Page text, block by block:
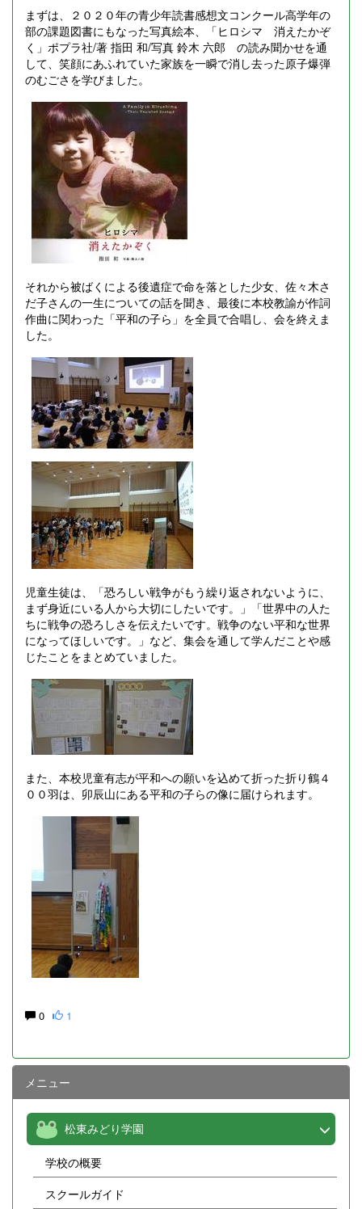
まずは、２０２０年の青少年読書感想文コンクール高学年の
部の課題図書にもなった写真絵本、「ヒロシマ 消えたかぞ
く」ポプラ社/著 指田 和/写真 鈴木 六郎 の読み聞かせを通
して、笑顔にあふれていた家族を一瞬で消し去った原子爆弾
のむごさを学びました。
それから被ばくによる後遺症で命を落とした少女、佐々木さ
だ子さんの一生についての話を聞き、最後に本校教諭が作詞
作曲に関わった「平和の子ら」を全員で合唱し、会を終えま
した。
児童生徒は、「恐ろしい戦争がもう繰り返されないように、
まず身近にいる人から大切にしたいです。」「世界中の人た
ちに戦争の恐ろしさを伝えたいです。戦争のない平和な世界
になってほしいです。」など、集会を通して学んだことや感
じたことをまとめていました。
また、本校児童有志が平和への願いを込めて折った折り鶴４
００羽は、卯辰山にある平和の子らの像に届けられます。
0 1
メニュー
松東みどり学園
学校の概要
スクールガイド